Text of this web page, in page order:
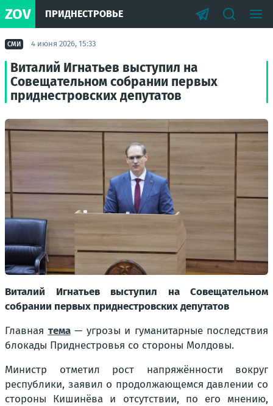
ZOV ПРИДНЕСТРОВЬЕ
СМИ 4 июня 2026, 15:33
Виталий Игнатьев выступил на
Совещательном собрании первых
приднестровских депутатов
Виталий Игнатьев выступил на Совещательном
собрании первых приднестровских депутатов
Главная тема— угрозы и гуманитарные последствия
блокады Приднестровья со стороны Молдовы.
Министр отметил рост напряжённости вокруг
республики, заявил о продолжающемся давлении со
стороны Кишинёва и отсутствии, по его мнению,